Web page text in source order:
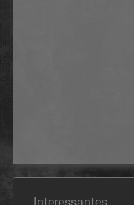
Interessantes